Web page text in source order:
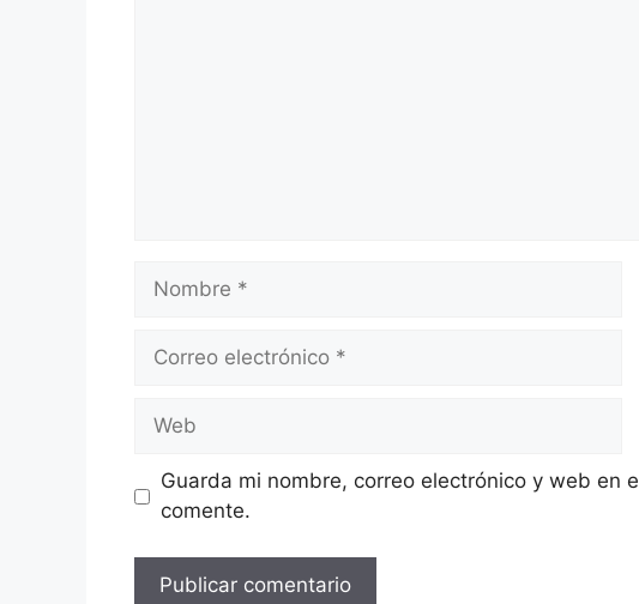
Nombre
Correo
Web
Guarda mi nombre, correo electrónico y web en
comente.